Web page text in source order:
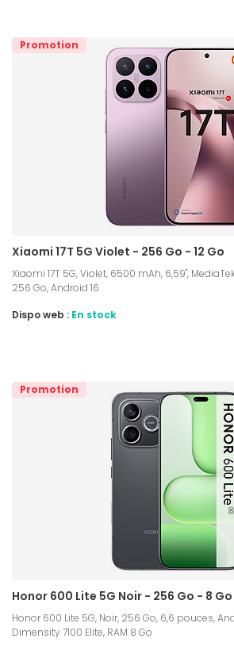
Promotion
Xiaomi 17T 5G Violet - 256 Go - 12 Go
Xiaomi 17T 5G, Violet, 6500 mAh, 6,59",
256 Go, Android 16
Dispo web : En stock
Promotion
Honor 600 Lite 5G Noir - 256 Go - 8 Go
Honor 600 Lite 5G, Noir, 256 Go, 6,6 pouces,
Dimensity 7100 Elite, RAM 8 Go